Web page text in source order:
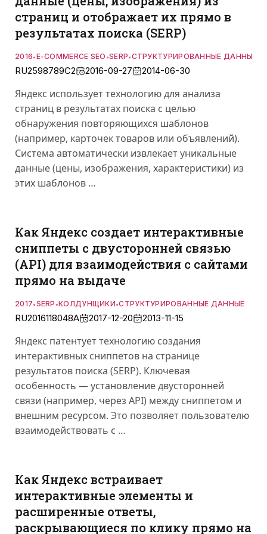
страниц и отображает их прямо в
результатах поиска (SERP)
2016•E-COMMERCE SEO •SERP•СТРУКТУРИРОВАННЫЕ ДАННЫЕ
RU2598789C2 2016-09-27 2014-06-30
Яндекс использует технологию для анализа
страниц в результатах поиска с целью
обнаружения повторяющихся шаблонов
(например, карточек товаров или объявлений).
Система автоматически извлекает уникальные
данные (цены, изображения, характеристики) из
этих шаблонов …
Как Яндекс создает интерактивные
сниппеты с двусторонней связью
(API) для взаимодействия с сайтами
прямо на выдаче
2017•SERP •КОЛДУНЩИКИ•СТРУКТУРИРОВАННЫЕ ДАННЫЕ
RU2016118048A 2017-12-20 2013-11-15
Яндекс патентует технологию создания
интерактивных сниппетов на странице
результатов поиска (SERP). Ключевая
особенность — установление двусторонней
связи (например, через API) между сниппетом и
внешним ресурсом. Это позволяет пользователю
взаимодействовать с …
Как Яндекс встраивает
интерактивные элементы и
расширенные ответы,
раскрывающиеся по клику прямо на